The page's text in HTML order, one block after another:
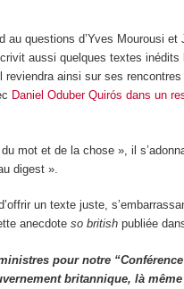
au questions d’Yves Mourousi
aussi quelques textes
ainsi sur ses
Daniel Oduber Quirós dans un
mot et de la chose », il
digest ».
un texte juste,
anecdoteso british publiée
pour notre
britannique, là